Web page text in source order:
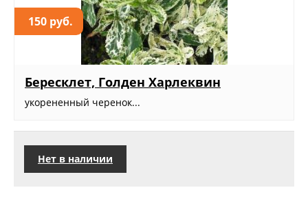
150 руб.
Бересклет, Голден Харлеквин
укорененный черенок...
Нет в наличии